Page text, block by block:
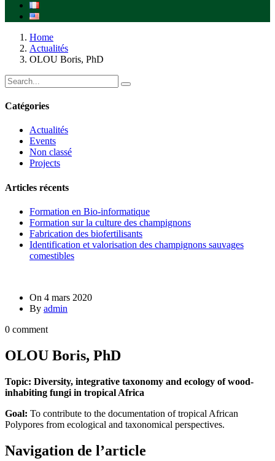
Home
Actualités
OLOU Boris, PhD
Catégories
Actualités
Events
Non classé
Projects
Articles récents
Formation en Bio-informatique
Formation sur la culture des champignons
Fabrication des biofertilisants
Identification et valorisation des champignons sauvages
comestibles
On 4 mars 2020
By admin
0 comment
OLOU Boris, PhD
Topic: Diversity, integrative taxonomy and ecology of wood-
inhabiting fungi in tropical Africa
Goal: To contribute to the documentation of tropical African
Polypores from ecological and taxonomical perspectives.
Navigation de l’article